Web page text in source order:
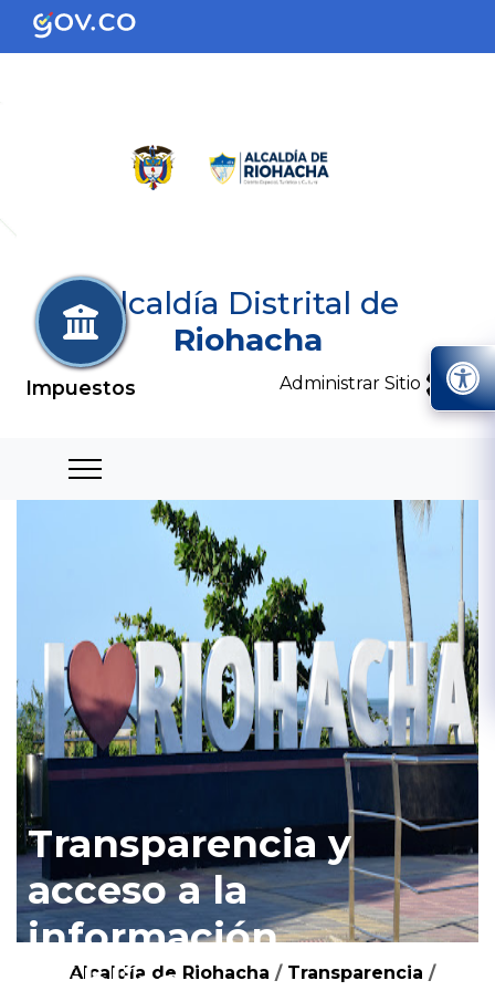
Alcaldía Distrital de
Riohacha
Administrar Sitio
Transparencia y
acceso a la
información
Alcaldía de Riohacha / Transparencia /
Impuestos